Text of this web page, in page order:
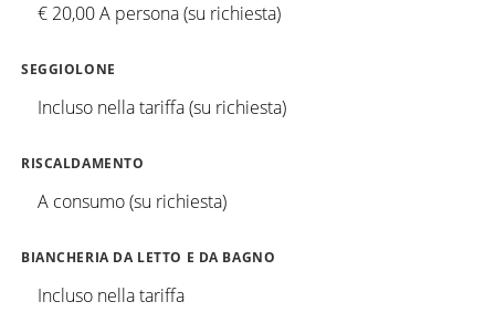
€ 20,00 A persona (su richiesta)
SEGGIOLONE
Incluso nella tariffa (su richiesta)
RISCALDAMENTO
A consumo (su richiesta)
BIANCHERIA DA LETTO E DA BAGNO
Incluso nella tariffa